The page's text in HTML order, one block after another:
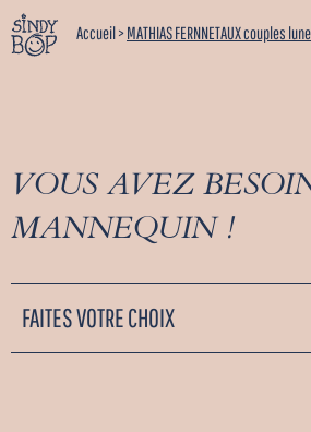
Accueil>MATHIAS FERNNETAUX couples
VOUS AVEZ
MANNEQUIN !
FAITES VOTRE CHOIX